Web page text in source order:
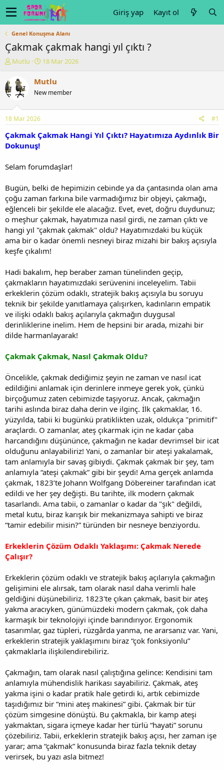
Giriş yap Kayıt ol
Genel Konuşma Alanı
Çakmak çakmak hangi yıl çıktı ?
K
b
a
ş
a
a
Mutlu
B
ş
a
ç
i
i
18 Mar 2026
Mutlu
New member
18 Mar 2026 #1
Çakmak Çakmak Hangi Yıl Çıktı? Hayatımıza Aydınlık Bir
Dokunuş!
Selam forumdaşlar!
Bugün, belki de hepimizin cebinde ya da çantasında olan ama
çoğu zaman farkına bile varmadığımız bir objeyi, çakmağı,
eğlenceli bir şekilde ele alacağız. Evet, evet, doğru duydunuz;
o meşhur çakmak, hayatımıza nasıl girdi, ne zaman çıktı ve
hangi yıl "çakmak çakmak" oldu? Hayatımızdaki bu küçük
ama bir o kadar önemli nesneyi biraz mizahi bir bakış açısıyla
keşfe çıkalım!
Hadi bakalım, hep beraber zaman tünelinden geçip,
çakmakların hayatımızdaki serüvenini inceleyelim. Tabii
erkeklerin çözüm odaklı, stratejik bakış açısıyla bu soruyu
teknik bir şekilde yanıtlamaya çalışırken, kadınların empatik
ve ilişki odaklı bakış açılarıyla çakmağın duygusal
derinliklerine inelim. Hem de hepsini bir arada, mizahi bir
dilde harmanlayarak!
Çakmak Çakmak, Nasıl Çakmak Oldu?
Öncelikle, çakmak dediğimiz şeyin ne zaman ve nasıl icat
edildiğini anlamak için derinlere inmeye gerek yok, çünkü
birçoğumuz zaten cebimizde taşıyoruz. Ancak, çakmağın
tarihi aslında biraz daha derin ve ilginç. İlk çakmaklar, 16.
yüzyılda, tabii ki bugünkü pratiklikten uzak, oldukça "primitif"
araçlardı. O zamanlar, ateş çıkarmak için ne kadar çaba
harcandığını düşününce, çakmağın ne kadar devrimsel bir icat
olduğunu anlayabiliriz! Yani, o zamanlar bir ateşi yakalamak,
tam anlamıyla bir savaş gibiydi. Çakmak çakmak bir şey, tam
anlamıyla “ateşi çakmak” gibi bir şeydi! Ama gerçek anlamda
çakmak, 1823’te Johann Wolfgang Döbereiner tarafından icat
edildi ve her şey değişti. Bu tarihte, ilk modern çakmak
tasarlandı. Ama tabii, o zamanlar o kadar da "şık" değildi,
metal kutu, biraz karışık bir mekanizmaya sahipti ve biraz
“tamir edebilir misin?” türünden bir nesneye benziyordu.
Erkeklerin Çözüm Odaklı Yaklaşımı: Çakmak Nerede
Çalışır?
Erkeklerin çözüm odaklı ve stratejik bakış açılarıyla çakmağın
gelişimini ele alırsak, tam olarak nasıl daha verimli hale
geldiğini düşünebiliriz. 1823'te çıkan çakmak, basit bir ateş
yakma aracıyken, günümüzdeki modern çakmak, çok daha
karmaşık bir teknolojiyi içinde barındırıyor. Ergonomik
tasarımlar, gaz tüpleri, rüzgârda yanma, ne ararsanız var. Yani,
erkeklerin stratejik yaklaşımını biraz “çok fonksiyonlu”
çakmaklarla ilişkilendirebiliriz.
Çakmağın, tam olarak nasıl çalıştığına gelince: Kendisini tam
anlamıyla mühendislik harikası sayabiliriz. Çakmak, ateş
yakma işini o kadar pratik hale getirdi ki, artık cebimizde
taşıdığımız bir “mini ateş makinesi” gibi. Çakmak bir tür
çözüm simgesine dönüştü. Bu çakmakla, bir kamp ateşi
yakmaktan, sigara içmeye kadar her türlü “hayati” sorunu
çözebiliriz. Tabii, erkeklerin stratejik bakış açısı, her zaman işe
yarar; ama “çakmak” konusunda biraz fazla teknik detay
verirsek, bu yazı asla bitmez!